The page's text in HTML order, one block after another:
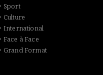
Sport
Culture
International
Face à Face
Grand Format